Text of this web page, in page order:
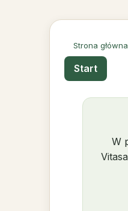
Strona główna
Start
W